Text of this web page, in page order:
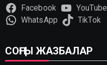
Facebook YouTube
WhatsApp
TikTok
СОҢҒЫ ЖАЗБАЛАР